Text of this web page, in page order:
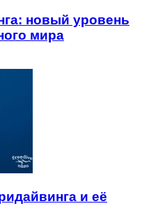
новый уровень
мира
и её